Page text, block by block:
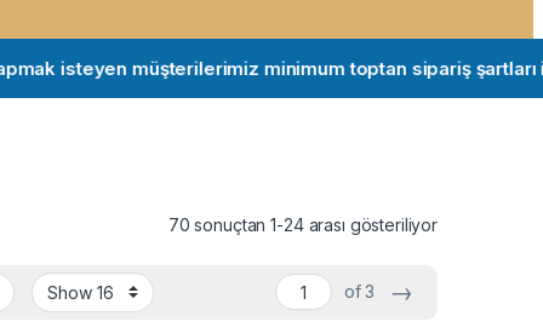
isteyen müşterilerimiz minimum toptan sipariş şartları için
70 sonuçtan 1-24 arası gösteriliyor
of 3 →